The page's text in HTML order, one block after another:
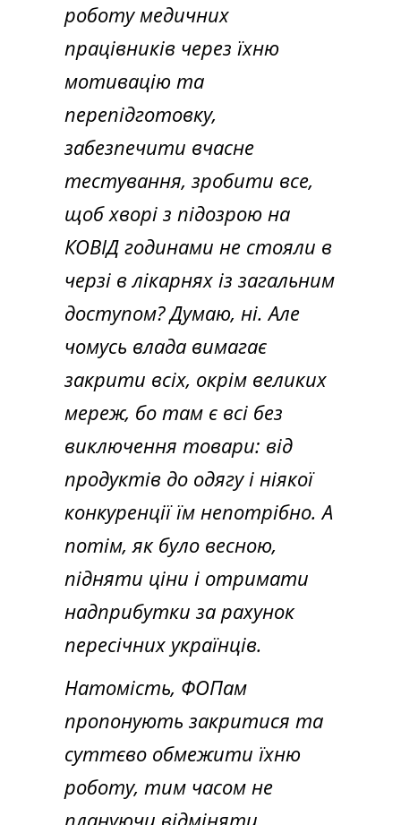
роботу медичних
працівників через їхню
мотивацію та
перепідготовку,
забезпечити вчасне
тестування, зробити все,
щоб хворі з підозрою на
КОВІД годинами не стояли в
черзі в лікарнях із загальним
доступом? Думаю, ні. Але
чомусь влада вимагає
закрити всіх, окрім великих
мереж, бо там є всі без
виключення товари: від
продуктів до одягу і ніякої
конкуренції їм непотрібно. А
потім, як було весною,
підняти ціни і отримати
надприбутки за рахунок
пересічних українців.
Натомість, ФОПам
пропонують закритися та
суттєво обмежити їхню
роботу, тим часом не